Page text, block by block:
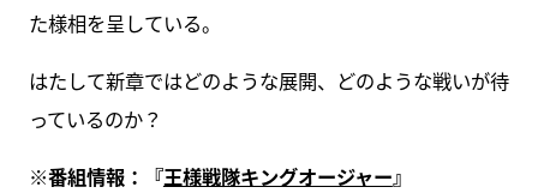
た様相を呈している。
はたして新章ではどのような展開、どのような戦いが待
っているのか？
※番組情報：『王様戦隊キングオージャー』